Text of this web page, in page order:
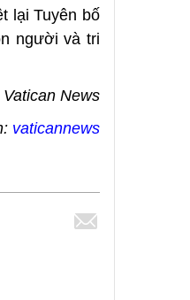
lại Tuyên bố
người và tri
Vatican News
vaticannews